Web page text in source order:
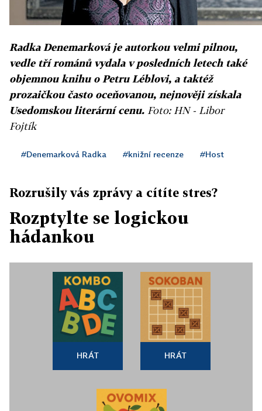
Radka Denemarková je autorkou velmi pilnou,
vedle tří románů vydala v posledních letech také
objemnou knihu o Petru Léblovi, a taktéž
prozaičkou často oceňovanou, nejnověji získala
Usedomskou literární cenu. Foto: HN - Libor
Fojtík
#Denemarková Radka #knižní recenze #Host
Rozrušily vás zprávy a cítíte stres?
Rozptylte se logickou
hádankou
HRÁT HRÁT